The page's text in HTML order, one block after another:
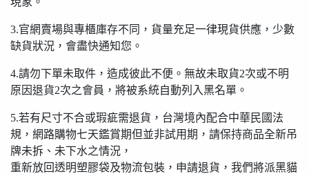
3.官網賣場與專櫃庫存不同，貨量充足一律現貨供應，少數
缺貨狀況，會盡快通知您。
4.請勿下單未取件，造成彼此不便。無故未取貨2次或不明
原因退貨2次之會員，將被系統自動列入黑名單。
5.若有尺寸不合或瑕疵需退貨，台灣境內配合中華民國法
規，網路購物七天鑑賞期但並非試用期，請保持商品全新吊
牌未拆、未下水之情況，
重新放回透明塑膠袋及物流包裝，申請退貨，我們將派黑貓